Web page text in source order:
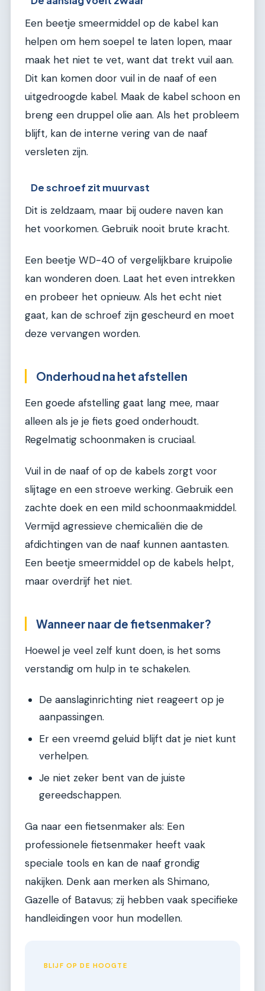
Een beetje smeermiddel op de kabel kan
helpen om hem soepel te laten lopen, maar
maak het niet te vet, want dat trekt vuil aan.
Dit kan komen door vuil in de naaf of een
uitgedroogde kabel. Maak de kabel schoon en
breng een druppel olie aan. Als het probleem
blijft, kan de interne vering van de naaf
versleten zijn.
De schroef zit muurvast
Dit is zeldzaam, maar bij oudere naven kan
het voorkomen. Gebruik nooit brute kracht.
Een beetje WD-40 of vergelijkbare kruipolie
kan wonderen doen. Laat het even intrekken
en probeer het opnieuw. Als het echt niet
gaat, kan de schroef zijn gescheurd en moet
deze vervangen worden.
Onderhoud na het afstellen
Een goede afstelling gaat lang mee, maar
alleen als je je fiets goed onderhoudt.
Regelmatig schoonmaken is cruciaal.
Vuil in de naaf of op de kabels zorgt voor
slijtage en een stroeve werking. Gebruik een
zachte doek en een mild schoonmaakmiddel.
Vermijd agressieve chemicaliën die de
afdichtingen van de naaf kunnen aantasten.
Een beetje smeermiddel op de kabels helpt,
maar overdrijf het niet.
Wanneer naar de fietsenmaker?
Hoewel je veel zelf kunt doen, is het soms
verstandig om hulp in te schakelen.
De aanslaginrichting niet reageert op je
aanpassingen.
Er een vreemd geluid blijft dat je niet kunt
verhelpen.
Je niet zeker bent van de juiste
gereedschappen.
Ga naar een fietsenmaker als: Een
professionele fietsenmaker heeft vaak
speciale tools en kan de naaf grondig
nakijken. Denk aan merken als Shimano,
Gazelle of Batavus; zij hebben vaak specifieke
handleidingen voor hun modellen.
BLIJF OP DE HOOGTE